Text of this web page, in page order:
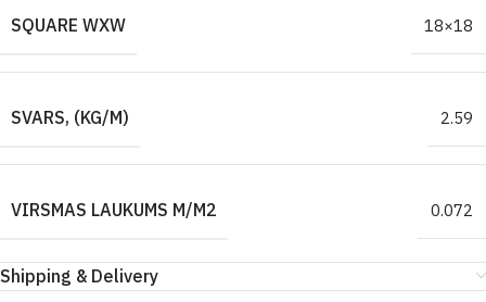
SQUARE WXW
18×18
SVARS, (KG/M) 2.59
VIRSMAS LAUKUMS M/M2 0.072
Shipping & Delivery